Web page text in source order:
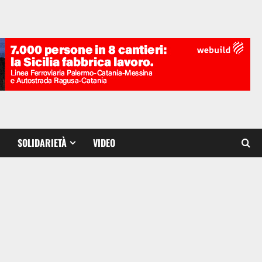
SOLIDARIETÀ VIDEO